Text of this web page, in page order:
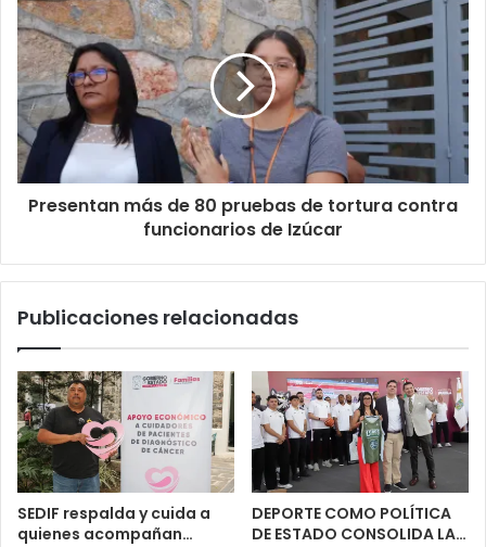
Presentan más de 80 pruebas de tortura contra
funcionarios de Izúcar
Publicaciones relacionadas
SEDIF respalda y cuida a
quienes acompañan…
DEPORTE COMO POLÍTICA
DE ESTADO CONSOLIDA LA…